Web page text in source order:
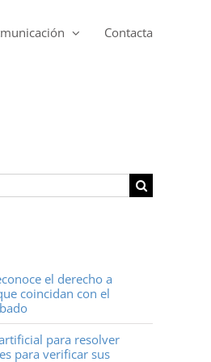
Contacta
el derecho a
coincidan con el
para resolver
para verificar sus